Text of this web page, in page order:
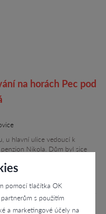
pomocí tlačítka OK
s použitím
a marketingové účely na
na horách Pec pod
u hlavní ulice vedoucí k
Nikola. Dům byl sice
roce 1930, ale jeho majitelé